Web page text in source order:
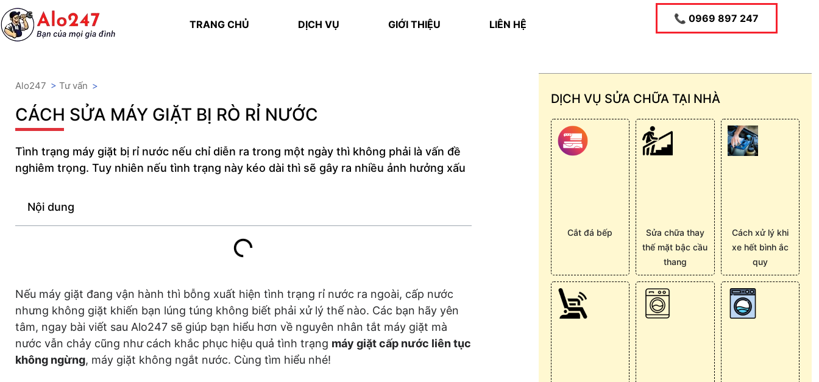
TRANG CHỦ DỊCH VỤ GIỚI THIỆU LIÊN HỆ 📞 0969 897 247
Alo247 > Tư vấn >
CÁCH SỬA MÁY GIẶT BỊ RÒ RỈ NƯỚC
Tình trạng máy giặt bị rỉ nước nếu chỉ diễn ra trong một ngày thì không phải là vấn đề
nghiêm trọng. Tuy nhiên nếu tình trạng này kéo dài thì sẽ gây ra nhiều ảnh hưởng xấu
Nội dung
Nếu máy giặt đang vận hành thì bỗng xuất hiện tình trạng rỉ nước ra ngoài, cấp nước
nhưng không giặt khiến bạn lúng túng không biết phải xử lý thế nào. Các bạn hãy yên
tâm, ngay bài viết sau Alo247 sẽ giúp bạn hiểu hơn về nguyên nhân tắt máy giặt mà
nước vẫn chảy cũng như cách khắc phục hiệu quả tình trạng máy giặt cấp nước liên tục
không ngừng, máy giặt không ngắt nước. Cùng tìm hiểu nhé!
DỊCH VỤ SỬA CHỮA TẠI NHÀ
Cắt đá bếp
Sửa chữa thay
thế mặt bậc cầu
thang
Cách xử lý khi
xe hết bình ắc
quy